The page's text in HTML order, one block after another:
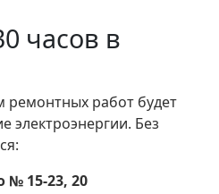
часов в
ремонтных работ будет
электроэнергии. Без
15-23, 20